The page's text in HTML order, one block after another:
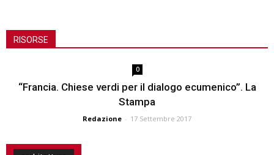
RISORSE
0
“Francia. Chiese verdi per il dialogo ecumenico”. La
Stampa
Redazione - 17 Settembre 2017